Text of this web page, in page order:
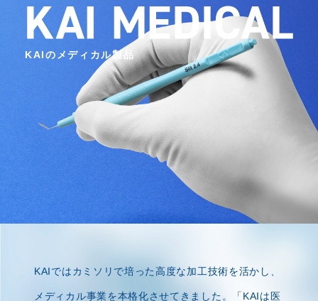
KAIのメディカル製品
KAIではカミソリで培った高度な加工技術を活かし、
メディカル事業を本格化させてきました。 「KAIは医